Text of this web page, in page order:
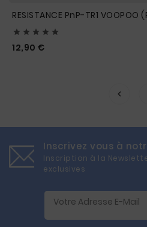
RESISTANCE PnP-TR1 VOOPOO
    
12,90 €
Inscrivez vous à
Inscription à la
exclusives